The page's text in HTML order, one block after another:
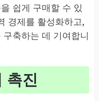
쉽게 구매할 수 있
경제를 활성화하고,
축하는 데 기여합니
촉진